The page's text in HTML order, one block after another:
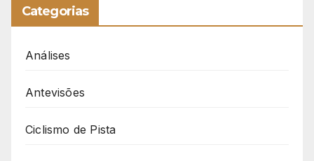
Categorias
Análises
Antevisões
Ciclismo de Pista